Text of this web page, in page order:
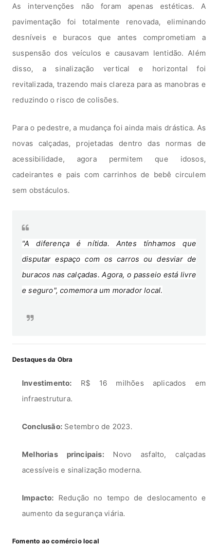
As intervenções não foram apenas estéticas. A
pavimentação foi totalmente renovada, eliminando
desníveis e buracos que antes comprometiam a
suspensão dos veículos e causavam lentidão. Além
disso, a sinalização vertical e horizontal foi
revitalizada, trazendo mais clareza para as manobras e
reduzindo o risco de colisões.
Para o pedestre, a mudança foi ainda mais drástica. As
novas calçadas, projetadas dentro das normas de
acessibilidade, agora permitem que idosos,
cadeirantes e pais com carrinhos de bebê circulem
sem obstáculos.
"A diferença é nítida. Antes tínhamos que
disputar espaço com os carros ou desviar de
buracos nas calçadas. Agora, o passeio está livre
e seguro", comemora um morador local.
Destaques da Obra
Investimento: R$ 16 milhões aplicados em
infraestrutura.
Conclusão: Setembro de 2023.
Melhorias principais:Novo asfalto, calçadas
acessíveis e sinalização moderna.
Impacto: Redução no tempo de deslocamento e
aumento da segurança viária.
Fomento ao comércio local